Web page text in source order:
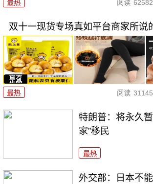
最热 阅读 62582
双十一现货专场真如平台商家所说
最热 阅读 31145
特朗普：将永久
家”移民
最热
外交部：日本不